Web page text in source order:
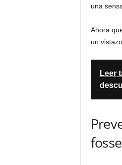
una
Ahora
un
Leer